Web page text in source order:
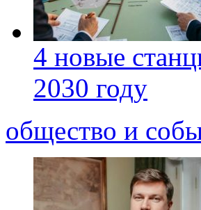
4 новые
2030 году
общество и